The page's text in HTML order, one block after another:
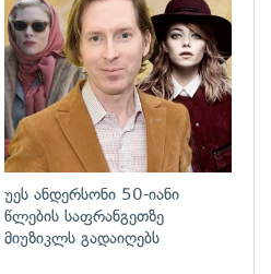
გადახედვა
უეს ანდერსონი 50-იანი
წლების საფრანგეთზე
მიუზიკლს გადაიღებს